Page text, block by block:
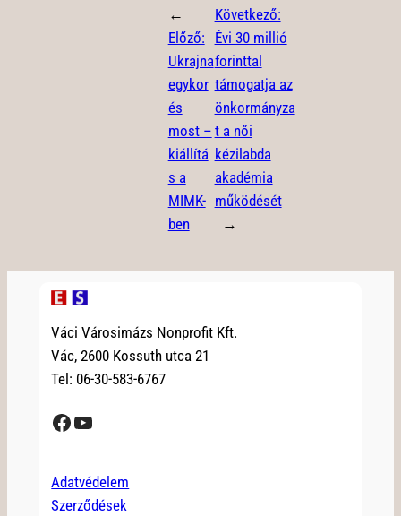
←
Előző:
Ukrajna
egykor
és
most –
kiállítá
s a
MIMK-
ben
Következő:
Évi 30 millió
forinttal
támogatja az
önkormányza
t a női
kézilabda
akadémia
működését
→
Váci Városimázs Nonprofit Kft.
Vác, 2600 Kossuth utca 21
Tel: 06-30-583-6767
Facebook YouTube
Adatvédelem
Szerződések